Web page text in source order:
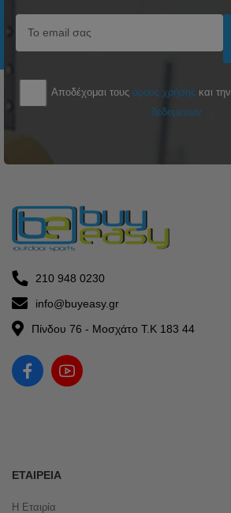
Αποδέχομαι τους όρους χρήσης και την
δεδομένων
210 948 0230
info@buyeasy.gr
Πίνδου 76 - Μοσχάτο Τ.Κ 183 44
ΕΤΑΙΡΕΊΑ
Η Εταιρία